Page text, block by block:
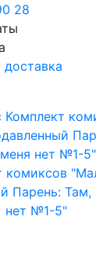
28
доставка
комиксов
Парень: Там,
нет №1-5"